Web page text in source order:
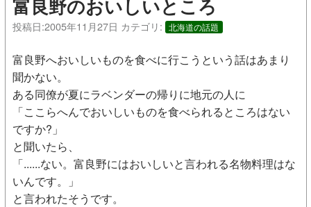
富良野のおいしいところ
投稿日:2005年11月27日 カテゴリ: 北海道の話題
富良野へおいしいものを食べに行こうという話はあまり
聞かない。
ある同僚が夏にラベンダーの帰りに地元の人に
「ここらへんでおいしいものを食べられるところはない
ですか?」
と聞いたら、
「......ない。富良野にはおいしいと言われる名物料理はな
いんです。」
と言われたそうです。